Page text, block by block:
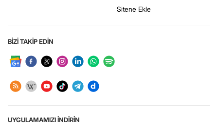
Sitene Ekle
BİZİ TAKİP EDİN
UYGULAMAMIZI İNDİRİN